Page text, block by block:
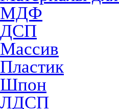
МДФ
ДСП
Массив
Пластик
Шпон
ЛДСП